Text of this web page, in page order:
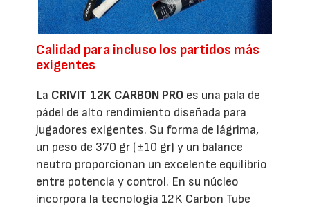
Calidad para incluso los partidos más
exigentes
La CRIVIT 12K CARBON PRO es una pala de
pádel de alto rendimiento diseñada para
jugadores exigentes. Su forma de lágrima,
un peso de 370 gr (±10 gr) y un balance
neutro proporcionan un excelente equilibrio
entre potencia y control. En su núcleo
incorpora la tecnología 12K Carbon Tube